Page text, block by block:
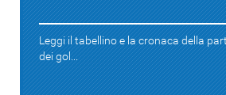
Leggi il tabellino e la cronaca della
dei gol...